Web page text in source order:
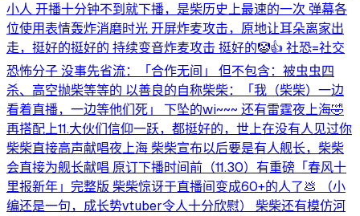
小人 开播十分钟不到就下播，是柴历史上最速的一次 弹幕各
位使用表情轰炸消磨时光 开屏炸麦攻击，原地让耳朵离家出
走，挺好的挺好的 持续变音炸麦攻击 挺好的🤡👍 社恐=社交
恐怖分子 没事先省流：「合作无间」 但不包含：被虫虫四
杀、高空抛柴等等的 以善良的自称柴柴：「我（柴柴）一边
看着直播，一边等他们死」 下坠的wi~~~ 还有雷霆夜上海🤣
再搭配上11.大伙们信仰一跃，都挺好的，世上在没有人见过你
柴柴直接高声献唱夜上海 柴柴宣布以后要是有人舰长，柴柴
会直接为舰长献唱 原订下播时间前（11.30）有重磅「春风十
里报新年」完整版 柴柴惊讶于直播间变成60+的人了💩 （小
编还是一句，成长势vtuber令人十分欣慰） 柴柴还有模仿河